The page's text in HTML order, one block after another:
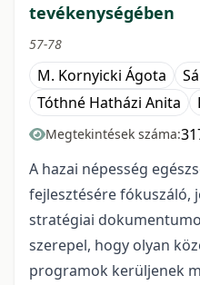
tevékenységében
57-78
M. Kornyicki Ágota
Tóthné Hatházi Anita
Megtekintések száma:
A hazai népesség
fejlesztésére fókuszáló,
stratégiai
szerepel, hogy olyan
programok kerüljenek